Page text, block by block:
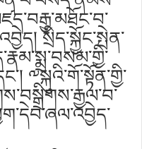
སྲིད་སྐྱོང་སྤེན་
༸སྐུའི་གོ་སྟོན་གྱི་